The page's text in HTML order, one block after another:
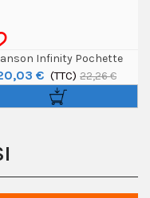
Infinity Pochette
Somerset A4 8f
€ (TTC) 22,26 €